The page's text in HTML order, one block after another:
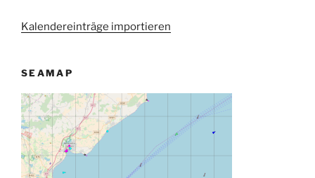
Kalendereinträge importieren
SEAMAP